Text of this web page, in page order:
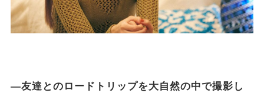
―友達とのロードトリップを大自然の中で撮影し